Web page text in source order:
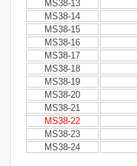
MS38-13
MS38-14
MS38-15
MS38-16
MS38-17
MS38-18
MS38-19
MS38-20
MS38-21
MS38-22
MS38-23
MS38-24